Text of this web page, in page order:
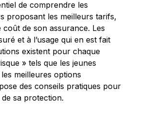
de comprendre les
proposant les meilleurs tarifs,
de son assurance. Les
et à l’usage qui en est fait
existent pour chaque
» tels que les jeunes
meilleures options
des conseils pratiques pour
sa protection.